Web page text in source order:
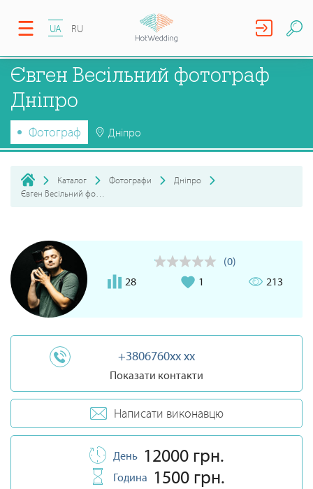
UA RU
Євген Весільний фотограф
Дніпро
Фотограф Дніпро
Каталог Фотографи
Дніпро
(0)
28
1 213
+3806760xx xx
Показати контакти
Написати виконавцю
День 12000 грн.
Година 1500 грн.